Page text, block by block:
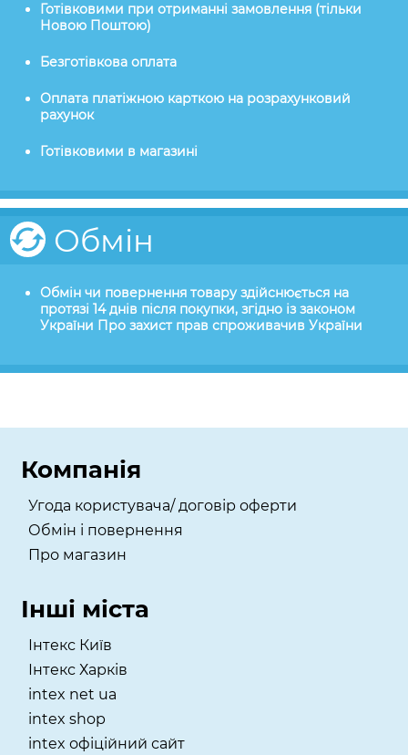
Готівковими при отриманні замовлення (тільки
Новою Поштою)
Безготівкова оплата
Оплата платіжною карткою на розрахунковий
рахунок
Готівковими в магазині
Обмін
Обмін чи повернення товару здійснюється на
протязі 14 днів після покупки, згідно із законом
України Про захист прав спроживачив України
Компанія
Угода користувача/ договір оферти
Обмін і повернення
Про магазин
Інші міста
Інтекс Київ
​Інтекс Харків
intex net ua
intex shop
intex офіційний сайт